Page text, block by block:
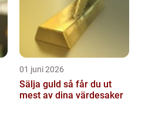
01 juni 2026
Sälja guld så får du ut
mest av dina värdesaker